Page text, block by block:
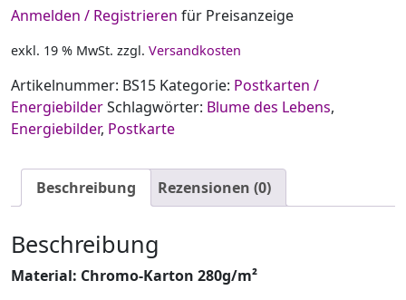
Anmelden / Registrieren für Preisanzeige
exkl. 19 % MwSt. zzgl. Versandkosten
Artikelnummer: BS15 Kategorie: Postkarten /
EnergiebilderSchlagwörter: Blume des Lebens,
Energiebilder, Postkarte
Beschreibung Rezensionen (0)
Beschreibung
Material: Chromo-Karton 280g/m²